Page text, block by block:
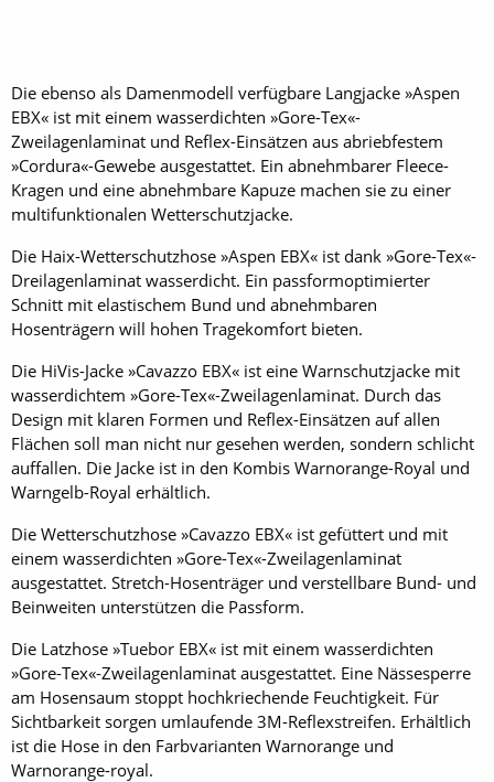
Die ebenso als Damenmodell verfügbare Langjacke »Aspen
EBX« ist mit einem wasserdichten »Gore-Tex«-
Zweilagenlaminat und Reflex-Einsätzen aus abriebfestem
»Cordura«-Gewebe ausgestattet. Ein abnehmbarer Fleece-
Kragen und eine abnehmbare Kapuze machen sie zu einer
multifunktionalen Wetterschutzjacke.
Die Haix-Wetterschutzhose »Aspen EBX« ist dank »Gore-Tex«-
Dreilagenlaminat wasserdicht. Ein passformoptimierter
Schnitt mit elastischem Bund und abnehmbaren
Hosenträgern will hohen Tragekomfort bieten.
Die HiVis-Jacke »Cavazzo EBX« ist eine Warnschutzjacke mit
wasserdichtem »Gore-Tex«-Zweilagenlaminat. Durch das
Design mit klaren Formen und Reflex-Einsätzen auf allen
Flächen soll man nicht nur gesehen werden, sondern schlicht
auffallen. Die Jacke ist in den Kombis Warnorange-Royal und
Warngelb-Royal erhältlich.
Die Wetterschutzhose »Cavazzo EBX« ist gefüttert und mit
einem wasserdichten »Gore-Tex«-Zweilagenlaminat
ausgestattet. Stretch-Hosenträger und verstellbare Bund- und
Beinweiten unterstützen die Passform.
Die Latzhose »Tuebor EBX« ist mit einem wasserdichten
»Gore-Tex«-Zweilagenlaminat ausgestattet. Eine Nässesperre
am Hosensaum stoppt hochkriechende Feuchtigkeit. Für
Sichtbarkeit sorgen um­laufende 3M-Reflexstreifen. Erhältlich
ist die Hose in den Farbvarianten Warnorange und
Warnorange-royal.